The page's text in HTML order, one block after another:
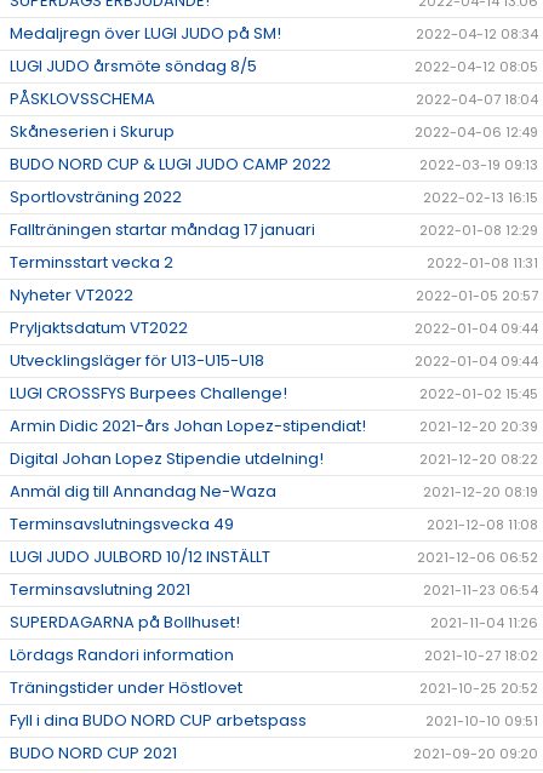
Medaljregn över LUGI JUDO på SM! 2022-04-12 08:34
LUGI JUDO årsmöte söndag 8/5 2022-04-12 08:05
PÅSKLOVSSCHEMA 2022-04-07 18:04
Skåneserien i Skurup 2022-04-06 12:49
BUDO NORD CUP & LUGI JUDO CAMP 2022 2022-03-19 09:13
Sportlovsträning 2022 2022-02-13 16:15
Fallträningen startar måndag 17 januari 2022-01-08 12:29
Terminsstart vecka 2 2022-01-08 11:31
Nyheter VT2022 2022-01-05 20:57
Pryljaktsdatum VT2022 2022-01-04 09:44
Utvecklingsläger för U13-U15-U18 2022-01-04 09:44
LUGI CROSSFYS Burpees Challenge! 2022-01-02 15:45
Armin Didic 2021-års Johan Lopez-stipendiat! 2021-12-20 20:39
Digital Johan Lopez Stipendie utdelning! 2021-12-20 08:22
Anmäl dig till Annandag Ne-Waza 2021-12-20 08:19
Terminsavslutningsvecka 49 2021-12-08 11:08
LUGI JUDO JULBORD 10/12 INSTÄLLT 2021-12-06 06:52
Terminsavslutning 2021 2021-11-23 06:54
SUPERDAGARNA på Bollhuset! 2021-11-04 11:26
Lördags Randori information 2021-10-27 18:02
Träningstider under Höstlovet 2021-10-25 20:52
Fyll i dina BUDO NORD CUP arbetspass 2021-10-10 09:51
BUDO NORD CUP 2021 2021-09-20 09:20